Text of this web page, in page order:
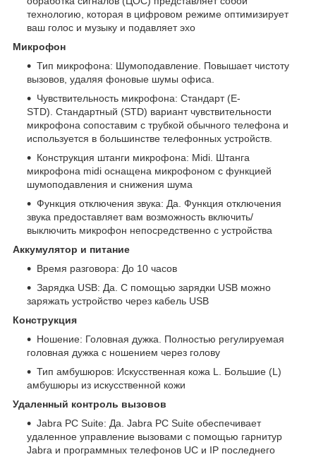
технологию, которая в цифровом режиме оптимизирует
ваш голос и музыку и подавляет эхо
Микрофон
Тип микрофона: Шумоподавление. Повышает чистоту
вызовов, удаляя фоновые шумы офиса.
Чувствительность микрофона: Стандарт (E-
STD). Стандартный (STD) вариант чувствительности
микрофона сопоставим с трубкой обычного телефона и
используется в большинстве телефонных устройств.
Конструкция штанги микрофона: Midi. Штанга
микрофона midi оснащена микрофоном с функцией
шумоподавления и снижения шума
Функция отключения звука: Да. Функция отключения
звука предоставляет вам возможность включить/
выключить микрофон непосредственно с устройства
Аккумулятор и питание
Время разговора: До 10 часов
Зарядка USB: Да. С помощью зарядки USB можно
заряжать устройство через кабель USB
Конструкция
Ношение: Головная дужка. Полностью регулируемая
головная дужка с ношением через голову
Тип амбушюров: Искусственная кожа L. Большие (L)
амбушюры из искусственной кожи
Удаленный контроль вызовов
Jabra PC Suite: Да. Jabra PC Suite обеспечивает
удаленное управление вызовами с помощью гарнитур
Jabra и программных телефонов UC и IP последнего